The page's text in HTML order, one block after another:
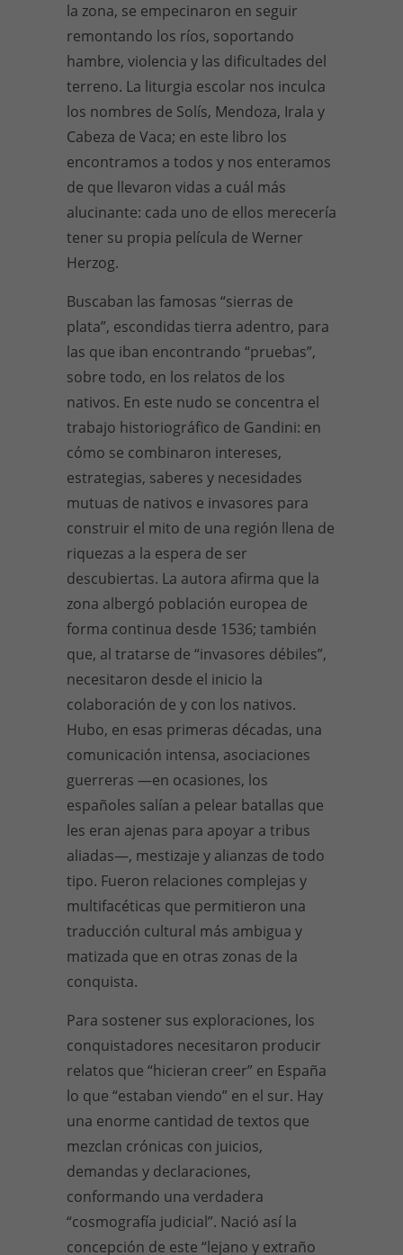
la zona, se empecinaron en seguir
remontando los ríos, soportando
hambre, violencia y las dificultades del
terreno. La liturgia escolar nos inculca
los nombres de Solís, Mendoza, Irala y
Cabeza de Vaca; en este libro los
encontramos a todos y nos enteramos
de que llevaron vidas a cuál más
alucinante: cada uno de ellos merecería
tener su propia película de Werner
Herzog.
Buscaban las famosas “sierras de
plata”, escondidas tierra adentro, para
las que iban encontrando “pruebas”,
sobre todo, en los relatos de los
nativos. En este nudo se concentra el
trabajo historiográfico de Gandini: en
cómo se combinaron intereses,
estrategias, saberes y necesidades
mutuas de nativos e invasores para
construir el mito de una región llena de
riquezas a la espera de ser
descubiertas. La autora afirma que la
zona albergó población europea de
forma continua desde 1536; también
que, al tratarse de “invasores débiles”,
necesitaron desde el inicio la
colaboración de y con los nativos.
Hubo, en esas primeras décadas, una
comunicación intensa, asociaciones
guerreras —en ocasiones, los
españoles salían a pelear batallas que
les eran ajenas para apoyar a tribus
aliadas—, mestizaje y alianzas de todo
tipo. Fueron relaciones complejas y
multifacéticas que permitieron una
traducción cultural más ambigua y
matizada que en otras zonas de la
conquista.
Para sostener sus exploraciones, los
conquistadores necesitaron producir
relatos que “hicieran creer” en España
lo que “estaban viendo” en el sur. Hay
una enorme cantidad de textos que
mezclan crónicas con juicios,
demandas y declaraciones,
conformando una verdadera
“cosmografía judicial”. Nació así la
concepción de este “lejano y extraño